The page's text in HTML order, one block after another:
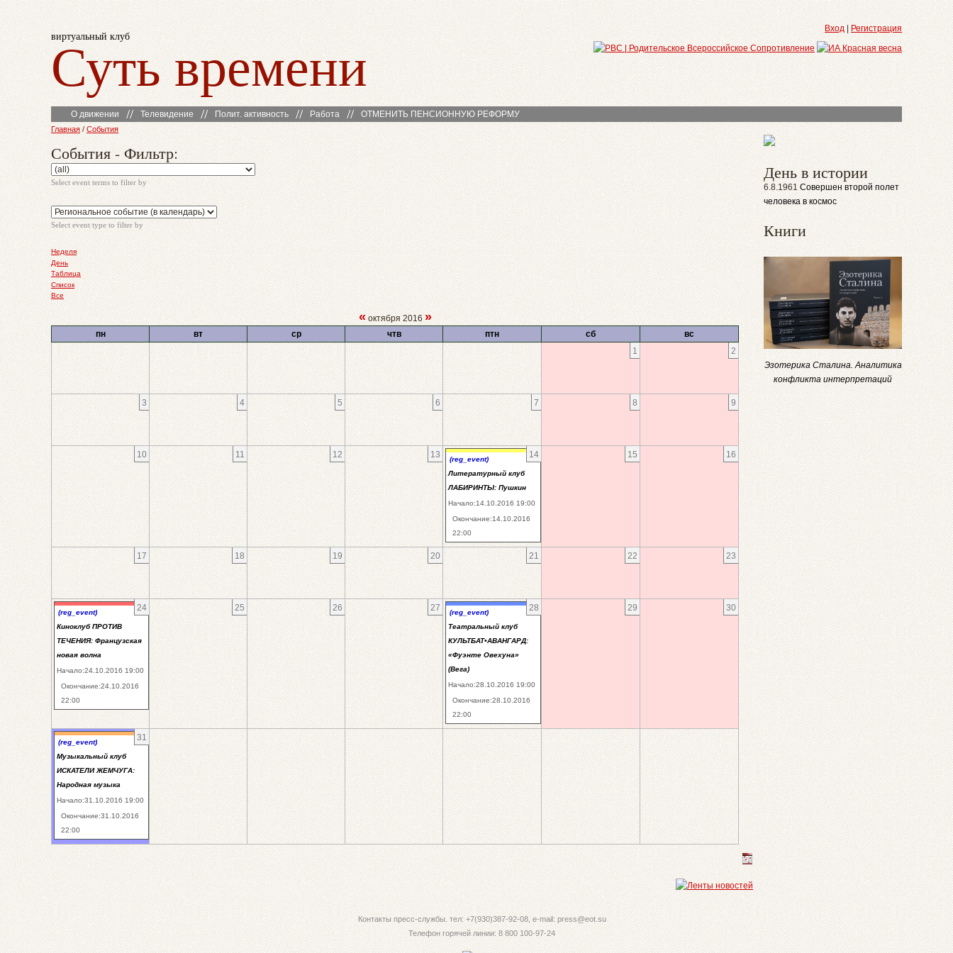
виртуальный клуб
Суть времени
Вход Регистрация
О движении Телевидение Полит. активность Работа ОТМЕНИТЬ ПЕНСИОННУЮ РЕФОРМУ
Главная / События
События - Фильтр:
Select event terms to filter by
Select event type to filter by
Неделя
День
Таблица
Список
Все
«октября 2016 »
пн вт ср чтв птн сб
вс
1
2
3 4 5 6 7 8 9
10 11 12 13 14
(reg_event)
Литературный клуб
ЛАБИРИНТЫ: Пушкин
Начало:14.10.2016 19:00
Окончание:14.10.2016
22:00
15 16
17 18 19 20 21 22 23
24
(reg_event)
Киноклуб ПРОТИВ
ТЕЧЕНИЯ: Французская
новая волна
Начало:24.10.2016 19:00
Окончание:24.10.2016
22:00
25 26 27 28
(reg_event)
Театральный клуб
КУЛЬТБАТ•АВАНГАРД:
«Фуэнте Овехуна»
(Вега)
Начало:28.10.2016 19:00
Окончание:28.10.2016
22:00
29 30
31
(reg_event)
Музыкальный клуб
ИСКАТЕЛИ ЖЕМЧУГА:
Народная музыка
Начало:31.10.2016 19:00
Окончание:31.10.2016
22:00
Контакты пресс-службы. тел: +7(930)387-92-08, e-mail: press@eot.su
Телефон горячей линии: 8 800 100-97-24
День в истории
6.8.1961 Совершен второй полет
человека в космос
Книги
Эзотерика Сталина. Аналитика
конфликта интерпретаций